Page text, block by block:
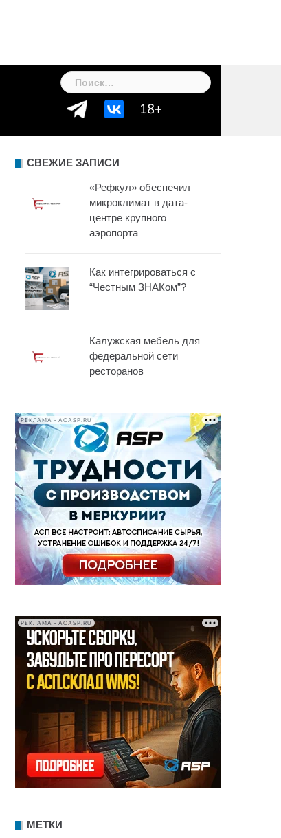
Найти:
СВЕЖИЕ ЗАПИСИ
«Рефкул» обеспечил
микроклимат в дата-
центре крупного
аэропорта
Как интегрироваться с
“Честным ЗНАКом”?
Калужская мебель для
федеральной сети
ресторанов
РЕКЛАМА • AOASP.RU
РЕКЛАМА • AOASP.RU
МЕТКИ